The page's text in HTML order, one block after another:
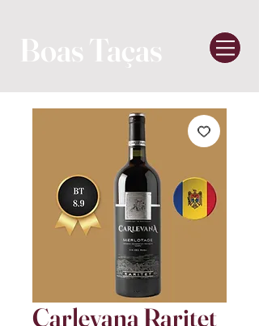
Boas Taças
Carlevana Raritet